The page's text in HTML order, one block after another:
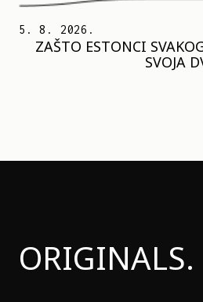
5. 8. 2026.
ZAŠTO ESTONCI
SVOJA
ORIGINALS.